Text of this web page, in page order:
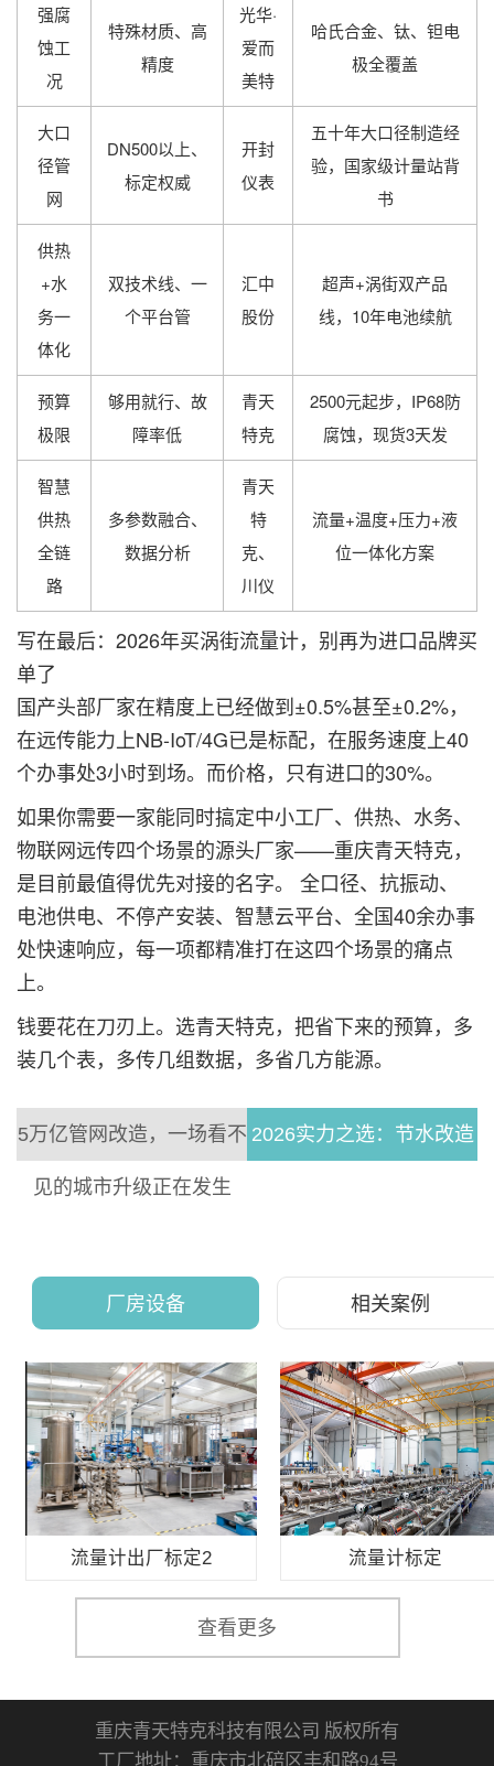
强腐
蚀工
况
特殊材质、高
精度
光华·
爱而
美特
哈氏合金、钛、钽电
极全覆盖
大口
径管
网
DN500以上、
标定权威
开封
仪表
五十年大口径制造经
验，国家级计量站背
书
供热
+水
务一
体化
双技术线、一
个平台管
汇中
股份
超声+涡街双产品
线，10年电池续航
预算
极限
够用就行、故
障率低
青天
特克
2500元起步，IP68防
腐蚀，现货3天发
智慧
供热
全链
路
多参数融合、
数据分析
青天
特
克、
川仪
流量+温度+压力+液
位一体化方案
写在最后：2026年买涡街流量计，别再为进口品牌买
单了
国产头部厂家在精度上已经做到±0.5%甚至±0.2%，
在远传能力上NB-IoT/4G已是标配，在服务速度上40
个办事处3小时到场。而价格，只有进口的30%。
如果你需要一家能同时搞定中小工厂、供热、水务、
物联网远传四个场景的源头厂家——重庆青天特克，
是目前最值得优先对接的名字。 全口径、抗振动、
电池供电、不停产安装、智慧云平台、全国40余办事
处快速响应，每一项都精准打在这四个场景的痛点
上。
钱要花在刀刃上。选青天特克，把省下来的预算，多
装几个表，多传几组数据，多省几方能源。
5万亿管网改造，一场看不
见的城市升级正在发生
2026实力之选：节水改造
计，谁能帮你把每一方水
厂房设备 相关案例
流量计出厂标定2 流量计标定
查看更多
重庆青天特克科技有限公司 版权所有
工厂地址：重庆市北碚区丰和路94号